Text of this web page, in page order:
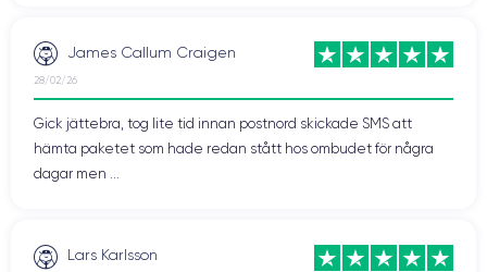
James Callum Craigen
28/02/26
Gick jättebra, tog lite tid innan postnord skickade SMS att
hämta paketet som hade redan stått hos ombudet för några
dagar men ...
Lars Karlsson